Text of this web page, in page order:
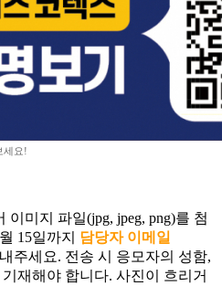
세요!
미지 파일(jpg, jpeg, png)를 첨
15일까지 담당자 이메일
주세요. 전송 시 응모자의 성함,
재해야 합니다. 사진이 흐리거